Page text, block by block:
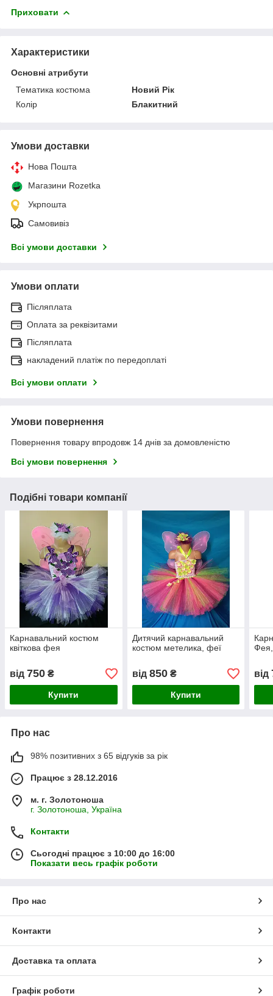
Приховати
Характеристики
Основні атрибути
Тематика костюма
Новий Рік
Колір
Блакитний
Умови доставки
Нова Пошта
Магазини Rozetka
Укрпошта
Самовивіз
Всі умови доставки
Умови оплати
Післяплата
Оплата за реквізитами
Післяплата
накладений платіж по передоплаті
Всі умови оплати
Умови повернення
Повернення товару впродовж 14 днів за домовленістю
Всі умови повернення
Подібні товари компанії
Карнавальний костюм
квіткова фея
від 750 ₴
Купити
Дитячий карнавальний
костюм метелика, феї
від 850₴
Купити
від
Про нас
98% позитивних з 65 відгуків за рік
Працює з 28.12.2016
м. г. Золотоноша
г. Золотоноша, Україна
Контакти
Сьогодні працює з 10:00 до 16:00
Показати весь графік роботи
Про нас
Контакти
Доставка та оплата
Графік роботи